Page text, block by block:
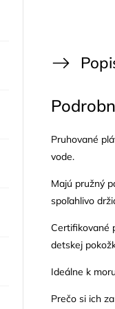
Pruhované
vode.
Majú pružný
spoľahlivo
Certifikované
detskej
Ideálne k
Prečo si ich